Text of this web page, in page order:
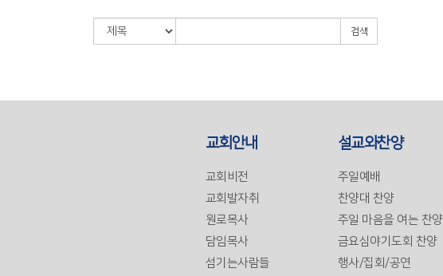
검색
교회안내
교회비전
교회발자취
원로목사
담임목사
섬기는사람들
설교와찬양
주일예배
찬양대 찬양
주일 마음을 여는 찬양
금요심야기도회 찬양
행사/집회/공연